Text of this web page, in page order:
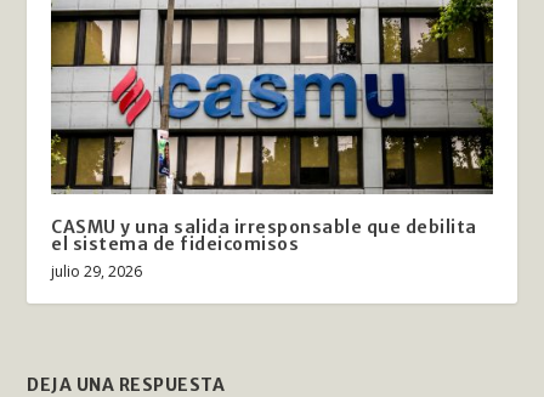
CASMU y una salida irresponsable que debilita
el sistema de fideicomisos
julio 29, 2026
DEJA UNA RESPUESTA